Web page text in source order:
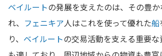
ベイルートの発展を支えたのは、その豊か
れ、 フェニキア人はこれを使って優れた船
り、 ベイルートの交易活動を支える重要